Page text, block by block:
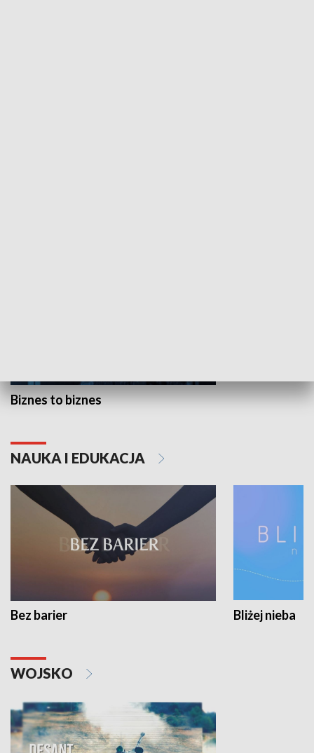
Biznes to biznes
NAUKA I EDUKACJA
Bez barier Bliżej nieba
WOJSKO